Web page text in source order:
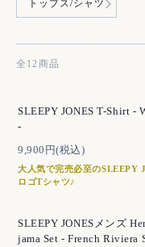
トップス/シャツ
全12商品
SLEEPY JONES T-Shirt -
-
9,900円(税込)
大人気で完売必至のSLEEPY
ロゴTシャツ♪
SLEEPY JONESメンズ
jama Set - French Riviera